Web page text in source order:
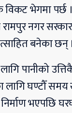
भेगमा पर्छ
नगर
बनेका छन् ।
पानीको
घण्टौँ समय
भएपछि